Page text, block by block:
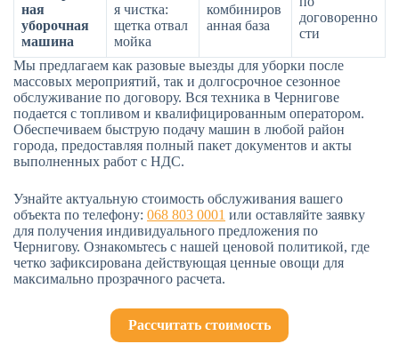
ная
уборочная
машина
я чистка:
щетка отвал
мойка
комбиниров
анная база
договоренно
сти
Мы предлагаем как разовые выезды для уборки после
массовых мероприятий, так и долгосрочное сезонное
обслуживание по договору. Вся техника в Чернигове
подается с топливом и квалифицированным оператором.
Обеспечиваем быструю подачу машин в любой район
города, предоставляя полный пакет документов и акты
выполненных работ с НДС.
Узнайте актуальную стоимость обслуживания вашего
объекта по телефону: 068 803 0001 или оставляйте заявку
для получения индивидуального предложения по
Чернигову. Ознакомьтесь с нашей ценовой политикой, где
четко зафиксирована действующая ценные овощи для
максимально прозрачного расчета.
Рассчитать стоимость